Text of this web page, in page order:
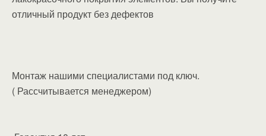
отличный продукт без дефектов
Монтаж нашими специалистами под ключ.
( Рассчитывается менеджером)